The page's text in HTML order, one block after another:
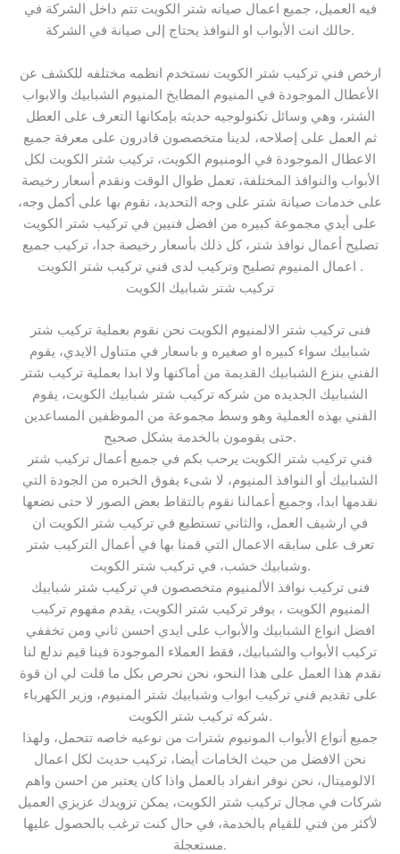
فيه العميل، جميع اعمال صيانه شتر الكويت تتم داخل الشركة في
حالك انت الأبواب او النوافذ يحتاج إلى صيانة في الشركة.
ارخص فني تركيب شتر الكويت نستخدم انظمه مختلفه للكشف عن
الأعطال الموجودة في المنيوم المطابخ المنيوم الشبابيك والابواب
الشتر، وهي وسائل تكنولوجيه حديثه بإمكانها التعرف على العطل
ثم العمل على إصلاحه، لدينا متخصصون قادرون على معرفة جميع
الاعطال الموجودة في الومنيوم الكويت، تركيب شتر الكويت لكل
الأبواب والنوافذ المختلفة، تعمل طوال الوقت ونقدم أسعار رخيصة
على خدمات صيانة شتر على وجه التحديد، نقوم بها على أكمل وجه،
على أيدي مجموعة كبيره من افضل فنيين في تركيب شتر الكويت
تصليح أعمال نوافذ شتر، كل ذلك بأسعار رخيصة جدا، تركيب جميع
اعمال المنيوم تصليح وتركيب لدى فني تركيب شتر الكويت .
تركيب شتر شبابيك الكويت
فنى تركيب شتر الالمنيوم الكويت نحن نقوم بعملية تركيب شتر
شبابيك سواء كبيره او صغيره و باسعار في متناول الايدي، يقوم
الفني بنزع الشبابيك القديمة من أماكنها ولا ابدا بعملية تركيب شتر
الشبابيك الجديده من شركه تركيب شتر شبابيك الكويت، يقوم
الفني بهذه العملية وهو وسط مجموعة من الموظفين المساعدين
حتى يقومون بالخدمة بشكل صحيح.
فني تركيب شتر الكويت يرحب بكم في جميع أعمال تركيب شتر
الشبابيك أو النوافذ المنيوم، لا شىء يفوق الخبره من الجودة التي
نقدمها ابدا، وجميع أعمالنا نقوم بالتقاط بعض الصور لا حتى نضعها
في ارشيف العمل، والثاني تستطيع في تركيب شتر الكويت ان
تعرف على سابقه الاعمال التي قمنا بها في أعمال التركيب شتر
وشبابيك خشب، في تركيب شتر الكويت.
فنى تركيب نوافذ الألمنيوم متخصصون في تركيب شتر شبابيك
المنيوم الكويت ، يوفر تركيب شتر الكويت، يقدم مفهوم تركيب
افضل انواع الشبابيك والأبواب على ايدي احسن ثاني ومن تخففي
تركيب الأبواب والشبابيك، فقط العملاء الموجودة فينا قيم ندلع لنا
نقدم هذا العمل على هذا النحو، نحن نحرص بكل ما قلت لي ان قوة
على تقديم فني تركيب ابواب وشبابيك شتر المنيوم، وزير الكهرباء
شركه تركيب شتر الكويت.
جميع أنواع الأبواب المونيوم شترات من نوعيه خاصه تتحمل، ولهذا
نحن الافضل من حيث الخامات أيضا، تركيب حديث لكل اعمال
الالوميتال، نحن نوفر انفراد بالعمل واذا كان يعتبر من احسن واهم
شركات في مجال تركيب شتر الكويت، يمكن تزويدك عزيزي العميل
لأكثر من فني للقيام بالخدمة، في حال كنت ترغب بالحصول عليها
مستعجلة.